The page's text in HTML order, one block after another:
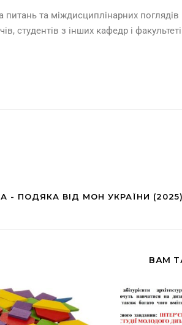
та міждисциплінарних
студентів з інших кафедр і
- ПОДЯКА ВІД МОН УКРАЇНИ (2025)
ВАМ